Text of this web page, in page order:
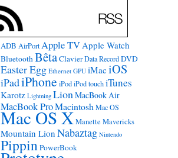
ADB AirPort Apple TVApple Watch
BluetoothBêtaClavier Data Record DVD
Easter Egg Ethernet GPU iMaciOS
iPadiPhone iPod iPod touch iTunes
Karotz Lightning LionMacBook Air
MacBook ProMacintosh Mac OS
Mac OS X Manette Mavericks
Mountain Lion Nabaztag Nintendo
PippinPowerBook